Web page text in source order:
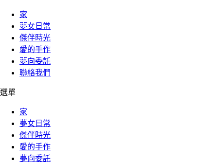
家
夢女日常
傑伴時光
愛的手作
夢向委託
聯絡我們
選單
家
夢女日常
傑伴時光
愛的手作
夢向委託